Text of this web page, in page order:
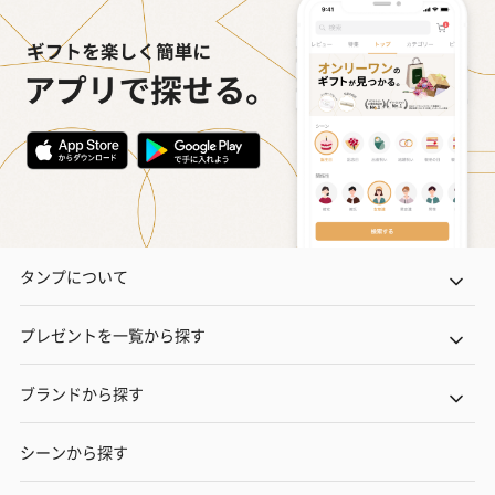
タンプについて
プレゼントを一覧から探す
ブランドから探す
シーンから探す